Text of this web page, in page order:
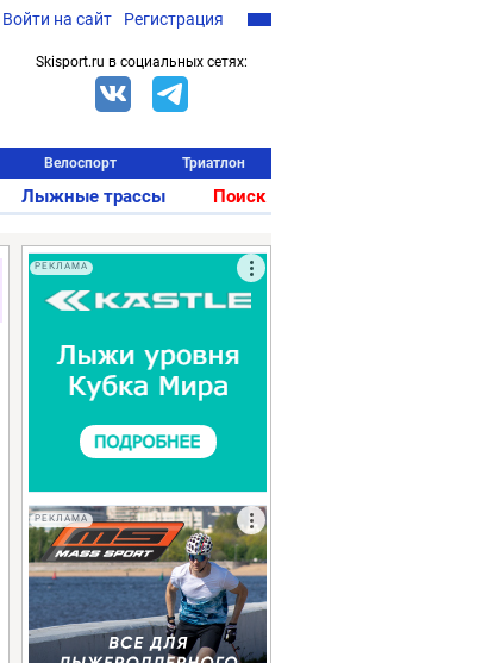
Войти на сайт Регистрация
Skisport.ru в социальных сетях:
Велоспорт Триатлон
Лыжные трассы Поиск
РЕКЛАМА
РЕКЛАМА